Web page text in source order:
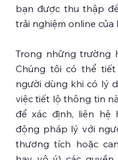
bạn được thu thập
trải nghiệm online của
Trong những trường
Chúng tôi có thể
người dùng khi có lý
việc tiết lộ thông tin
để xác định, liên hệ
động pháp lý với
thương tích hoặc